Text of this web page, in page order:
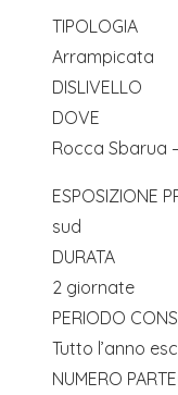
TIPOLOGIA
Arrampicata
DISLIVELLO
DOVE
Rocca Sbarua
ESPOSIZIONE
sud
DURATA
2 giornate
PERIODO
Tutto l’anno
NUMERO